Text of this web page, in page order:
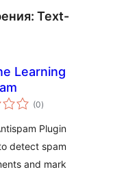
Text-
Learning
(0общо
оценки
)
Plugin
detect spam
and mark